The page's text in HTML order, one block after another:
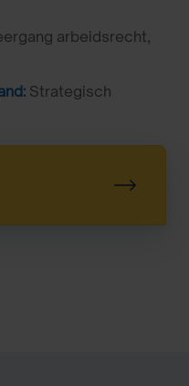
arbeidsrecht,
Strategisch